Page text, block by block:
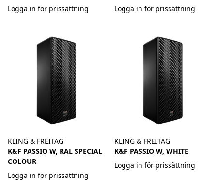
Logga in för prissättning
Logga in för prissättning
KLING & FREITAG
K&F PASSIO W, RAL SPECIAL
COLOUR
Logga in för prissättning
KLING & FREITAG
K&F PASSIO W, WHITE
Logga in för prissättning